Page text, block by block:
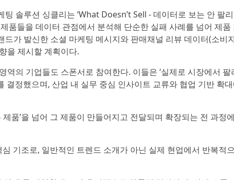
솔루션 싱클리는 ‘What Doesn’t Sell - 데이터로 보는 안 팔
품들을 데이터 관점에서 분석해 단순한 실패 사례를 넘어 제품
가 발신한 소셜 마케팅 메시지와 판매채널 리뷰 데이터(소비
을 제시할 계획이다.
의 기업들도 스폰서로 참여한다. 이들은 ‘실제로 시장에서 팔
결정했으며, 산업 내 실무 중심 인사이트 교류와 협업 기반 확
품’을 넘어 그 제품이 만들어지고 전달되며 확장되는 전 과정
기조로, 일반적인 트렌드 소개가 아닌 실제 현업에서 반복적